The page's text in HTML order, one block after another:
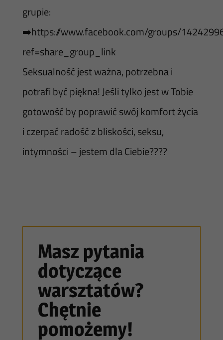
grupie:
➡️https://www.facebook.com/groups/
ref=share_group_link
Seksualność jest ważna, potrzebna i
potrafi być piękna! Jeśli tylko jest w Tobie
gotowość by poprawić swój komfort życia
i czerpać radość z bliskości, seksu,
intymności – jestem dla Ciebie????
Masz pytania
dotyczące
warsztatów?
Chętnie
pomożemy!